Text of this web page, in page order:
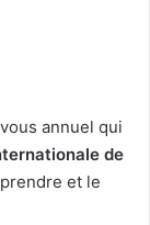
annuel qui
de
et le